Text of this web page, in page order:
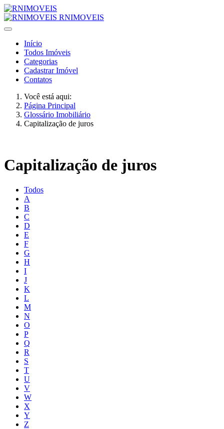
RNIMOVEIS
Início
Todos Imóveis
Categorias
Cadastrar Imóvel
Contatos
Você está aqui:
Página Principal
Glossário Imobiliário
Capitalização de juros
Capitalização de juros
Todos
A
B
C
D
E
F
G
H
I
J
K
L
M
N
O
P
Q
R
S
T
U
V
W
X
Y
Z